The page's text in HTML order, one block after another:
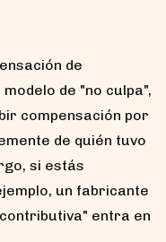
de
de "no culpa",
compensación por
de quién tuvo
si estás
un fabricante
entra en